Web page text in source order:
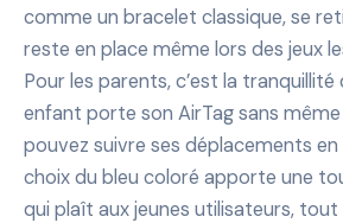
comme un bracelet classique, se
reste en place même lors des jeux
Pour les parents, c’est la tranquillité
enfant porte son AirTag sans
pouvez suivre ses déplacements
choix du bleu coloré apporte une
qui plaît aux jeunes utilisateurs,